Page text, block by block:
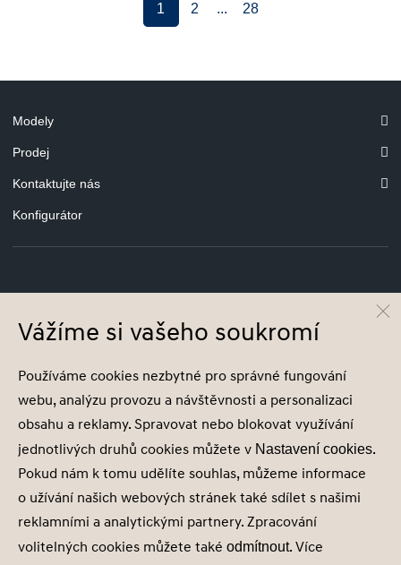
1 2 ... 28
Modely
Prodej
Kontaktujte nás
Konfigurátor
Infocentrum
800 800 900
Praze, oddíl C, vložka 202215, IČ 29127289
Nastavení cookies
Zásady zpracování osobních údajů
Seznam příjemců
Správa souhlasů
Vážíme si vašeho soukromí
Používáme cookies nezbytné pro správné fungování
webu, analýzu provozu a návštěvnosti a personalizaci
obsahu a reklamy. Spravovat nebo blokovat využívání
jednotlivých druhů cookies můžete v Nastavení cookies.
Pokud nám k tomu udělíte souhlas, můžeme informace
o užívání našich webových stránek také sdílet s našimi
reklamními a analytickými partnery. Zpracování
volitelných cookies můžete také odmítnout. Více